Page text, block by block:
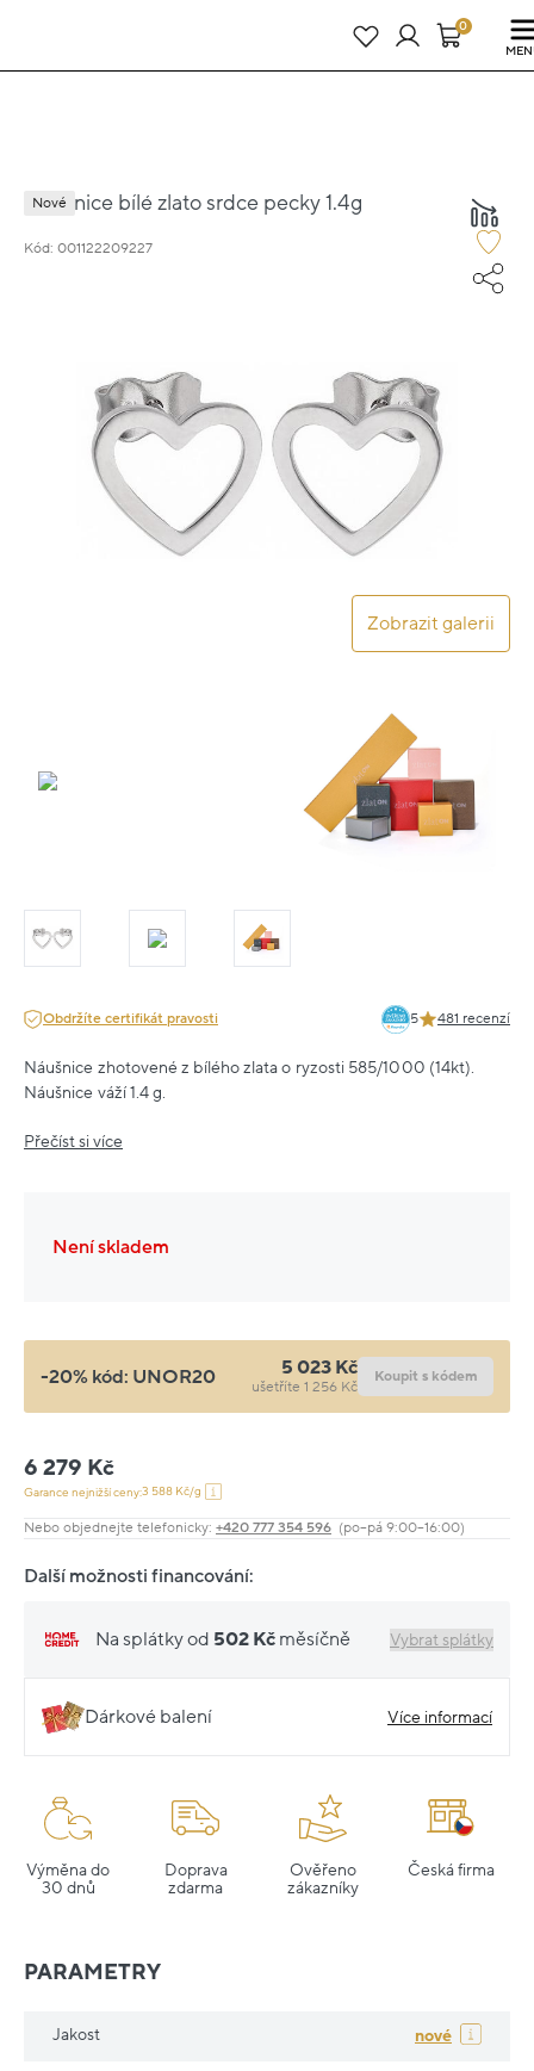
24 dní : 23h : 34m : 49s0
Náušnice bílé zlato srdce pecky 1.4g
Kód: 001122209227
Zobrazit galerii
Nové
Obdržíte certifikát pravosti 5 481 recenzí
Náušnice zhotovené z bílého zlata o ryzosti 585/1000 (14kt).
Náušnice váží 1.4 g.
Přečíst si více
Není skladem
-20% kód: UNOR20 5 023 Kč
ušetříte 1 256 Kč
Koupit s kódem
6 279 Kč
Garance nejnižší ceny:3 588 Kč/g
Nebo objednejte telefonicky: +420 777 354 596 (po–pá 9:00–16:00)
Další možnosti financování:
Na splátky od 502 Kč měsíčně Vybrat splátky
Dárkové balení Více informací
Výměna do
30 dnů
Doprava
zdarma
Ověřeno
zákazníky
Česká firma
PARAMETRY
Jakost nové